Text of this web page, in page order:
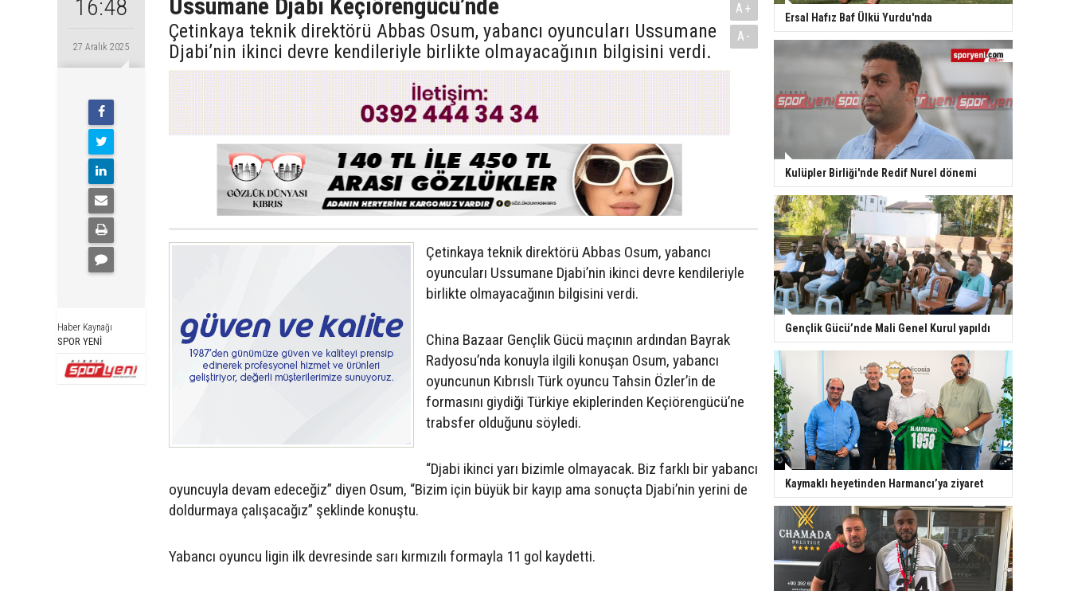
16:48
27 Aralık 2025
Haber Kaynağı
SPOR YENİ
Ussumane Djabi Keçiörengücü’nde
Çetinkaya teknik direktörü Abbas Osum, yabancı oyuncuları Ussumane
Djabi’nin ikinci devre kendileriyle birlikte olmayacağının bilgisini verdi.
A+
A-
Çetinkaya teknik direktörü Abbas Osum, yabancı
oyuncuları Ussumane Djabi’nin ikinci devre kendileriyle
birlikte olmayacağının bilgisini verdi.
China Bazaar Gençlik Gücü maçının ardından Bayrak
Radyosu’nda konuyla ilgili konuşan Osum, yabancı
oyuncunun Kıbrıslı Türk oyuncu Tahsin Özler’in de
formasını giydiği Türkiye ekiplerinden Keçiörengücü’ne
trabsfer olduğunu söyledi.
“Djabi ikinci yarı bizimle olmayacak. Biz farklı bir yabancı
oyuncuyla devam edeceğiz” diyen Osum, “Bizim için büyük bir kayıp ama sonuçta Djabi’nin yerini de
doldurmaya çalışacağız” şeklinde konuştu.
Yabancı oyuncu ligin ilk devresinde sarı kırmızılı formayla 11 gol kaydetti.
Ersal Hafız Baf Ülkü Yurdu'nda
Kulüpler Birliği'nde Redif Nurel dönemi
Gençlik Gücü’nde Mali Genel Kurul yapıldı
Kaymaklı heyetinden Harmancı’ya ziyaret